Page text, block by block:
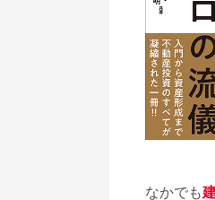
なかでも